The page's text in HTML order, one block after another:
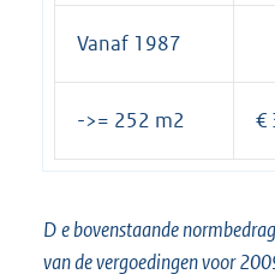
Vanaf 1987
->= 252 m2 €
De bovenstaande
van de vergoedingen voor